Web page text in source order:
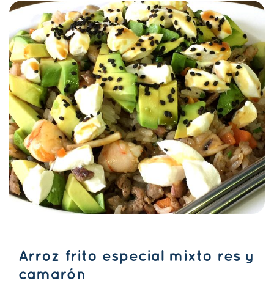
Arroz frito especial mixto res y
camarón